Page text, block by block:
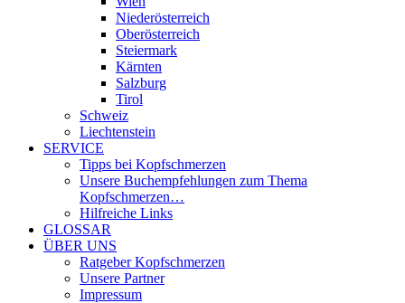
Niederösterreich
Oberösterreich
Steiermark
Kärnten
Salzburg
Tirol
Schweiz
Liechtenstein
SERVICE
Tipps bei Kopfschmerzen
Unsere Buchempfehlungen zum Thema
Kopfschmerzen…
Hilfreiche Links
GLOSSAR
ÜBER UNS
Ratgeber Kopfschmerzen
Unsere Partner
Impressum